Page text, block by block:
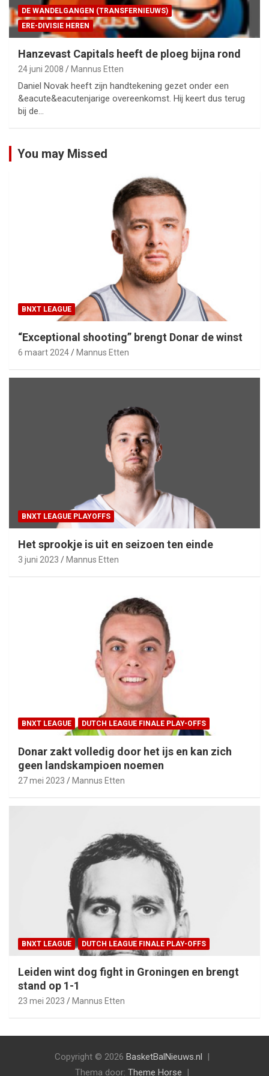
DE WANDELGANGEN (TRANSFERNIEUWS)
ERE-DIVISIE HEREN
Hanzevast Capitals heeft de ploeg bijna rond
24 juni 2008 Mannus Etten
Daniel Novak heeft zijn handtekening gezet onder een
&eacute&eacutenjarige overeenkomst. Hij keert dus terug
bij de…
You may Missed
BNXT LEAGUE
“Exceptional shooting” brengt Donar de winst
6 maart 2024 Mannus Etten
BNXT LEAGUE PLAYOFFS
Het sprookje is uit en seizoen ten einde
3 juni 2023 Mannus Etten
BNXT LEAGUE DUTCH LEAGUE FINALE PLAY-OFFS
Donar zakt volledig door het ijs en kan zich
geen landskampioen noemen
27 mei 2023 Mannus Etten
BNXT LEAGUE DUTCH LEAGUE FINALE PLAY-OFFS
Leiden wint dog fight in Groningen en brengt
stand op 1-1
23 mei 2023 Mannus Etten
Copyright © 2026 BasketBalNieuws.nl
Thema door: Theme Horse